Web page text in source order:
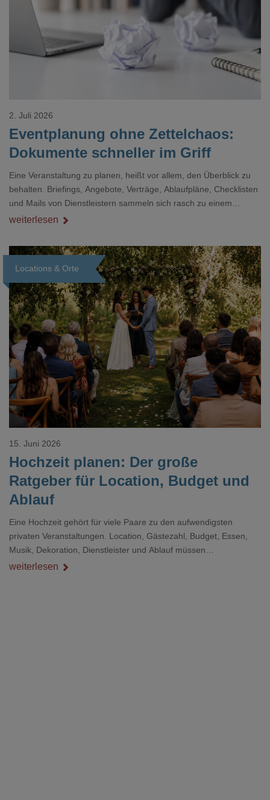
Loading...
Eventplanung ohne Zettelchaos:
Dokumente schneller im Griff
2. Juli 2026
Eine Veranstaltung zu planen, heißt vor allem, den Überblick zu
behalten. Briefings, Angebote, Verträge, Ablaufpläne, Checklisten
und Mails von Dienstleistern sammeln sich rasch zu einem
unübersichtlichen Stapel. Wer schon einmal kurz vor einem Event
Dokument gesucht hat, kennt das mulmige Gefühl.
weiterlesen
Locations & Orte
Loading...
Hochzeit planen: Der große
Ratgeber für Location, Budget und
Ablauf
15. Juni 2026
Eine Hochzeit gehört für viele Paare zu den aufwendigsten
privaten Veranstaltungen. Location, Gästezahl, Budget, Essen,
Musik, Dekoration, Dienstleister und Ablauf müssen
zusammenpassen, damit der Tag gut organisiert ist und trotzdem
weiterlesen